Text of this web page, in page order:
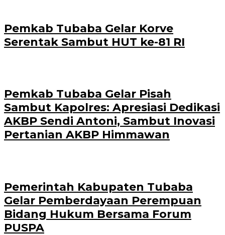
Pemkab Tubaba Gelar Korve
Serentak Sambut HUT ke-81 RI
Pemkab Tubaba Gelar Pisah
Sambut Kapolres: Apresiasi Dedikasi
AKBP Sendi Antoni, Sambut Inovasi
Pertanian AKBP Himmawan
Pemerintah Kabupaten Tubaba
Gelar Pemberdayaan Perempuan
Bidang Hukum Bersama Forum
PUSPA